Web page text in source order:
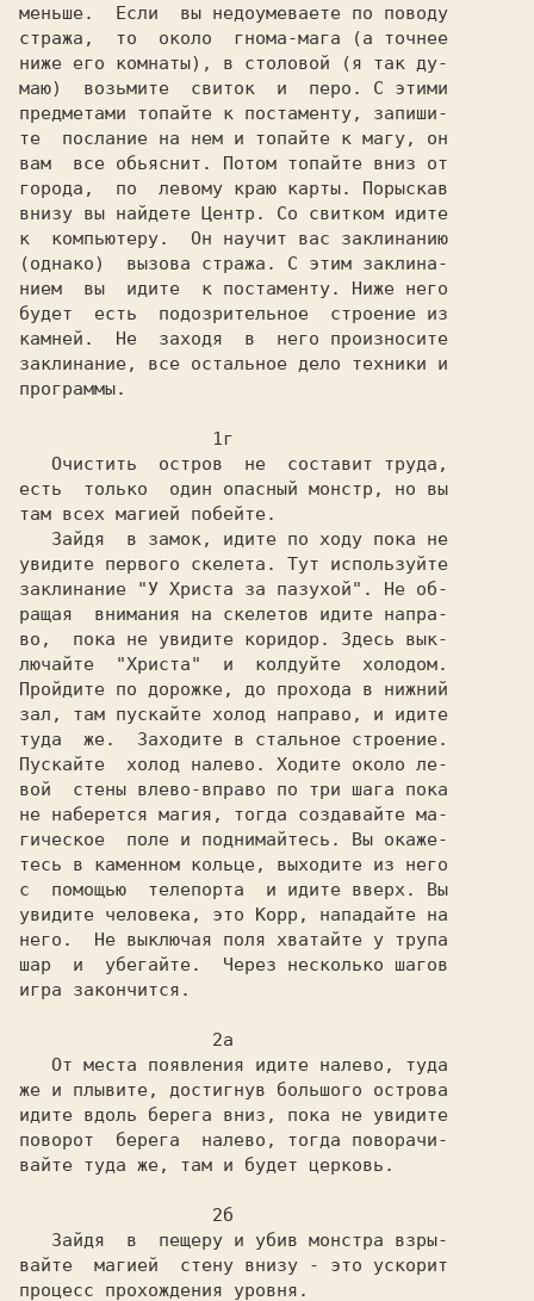
меньше.  Если  вы недоумеваете по поводу
стража,  то  около  гнома-мага (а точнее
ниже его комнаты), в столовой (я так ду-
маю)  возьмите  свиток  и  перо. С этими
предметами топайте к постаменту, запиши-
те  послание на нем и топайте к магу, он
вам  все обьяснит. Потом топайте вниз от
города,  по  левому краю карты. Порыскав
внизу вы найдете Центр. Со свитком идите
к  компьютеру.  Он научит вас заклинанию
(однако)  вызова стража. С этим заклина-
нием  вы  идите  к постаменту. Ниже него
будет  есть  подозрительное  строение из
камней.  Не  заходя  в  него произносите
заклинание, все остальное дело техники и
программы.
есть  только  один опасный монстр, но вы
там всех магией побейте.
увидите первого скелета. Тут используйте
заклинание "У Христа за пазухой". Не об-
ращая  внимания на скелетов идите напра-
во,  пока не увидите коридор. Здесь вык-
лючайте  "Христа"  и  колдуйте  холодом.
Пройдите по дорожке, до прохода в нижний
зал, там пускайте холод направо, и идите
туда  же.  Заходите в стальное строение.
Пускайте  холод налево. Ходите около ле-
вой  стены влево-вправо по три шага пока
не наберется магия, тогда создавайте ма-
гическое  поле и поднимайтесь. Вы окаже-
тесь в каменном кольце, выходите из него
с  помощью  телепорта  и идите вверх. Вы
увидите человека, это Корр, нападайте на
него.  Не выключая поля хватайте у трупа
шар  и  убегайте.  Через несколько шагов
игра закончится.
же и плывите, достигнув большого острова
идите вдоль берега вниз, пока не увидите
поворот  берега  налево, тогда поворачи-
вайте туда же, там и будет церковь.
вайте  магией  стену внизу - это ускорит
процесс прохождения уровня.